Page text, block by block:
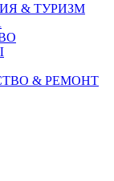
& ТУРИЗМ
& РЕМОНТ